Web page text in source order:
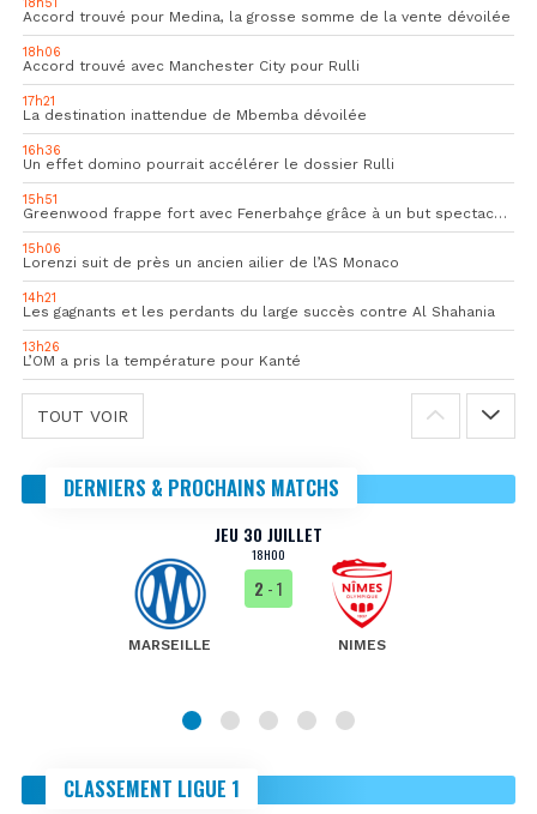
Accord trouvé pour Medina, la grosse somme de la vente dévoilée
18h06
Accord trouvé avec Manchester City pour Rulli
17h21
La destination inattendue de Mbemba dévoilée
16h36
Un effet domino pourrait accélérer le dossier Rulli
15h51
Greenwood frappe fort avec Fenerbahçe grâce à un but spectaculaire
15h06
Lorenzi suit de près un ancien ailier de l’AS Monaco
14h21
Les gagnants et les perdants du large succès contre Al Shahania
13h26
L’OM a pris la température pour Kanté
TOUT VOIR
DERNIERS & PROCHAINS MATCHS
JEU 30 JUILLET
18H00
MARSEILLE
2 - 1
NIMES
CLASSEMENT LIGUE 1